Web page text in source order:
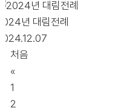
년 대림전례
처음
«
1
2